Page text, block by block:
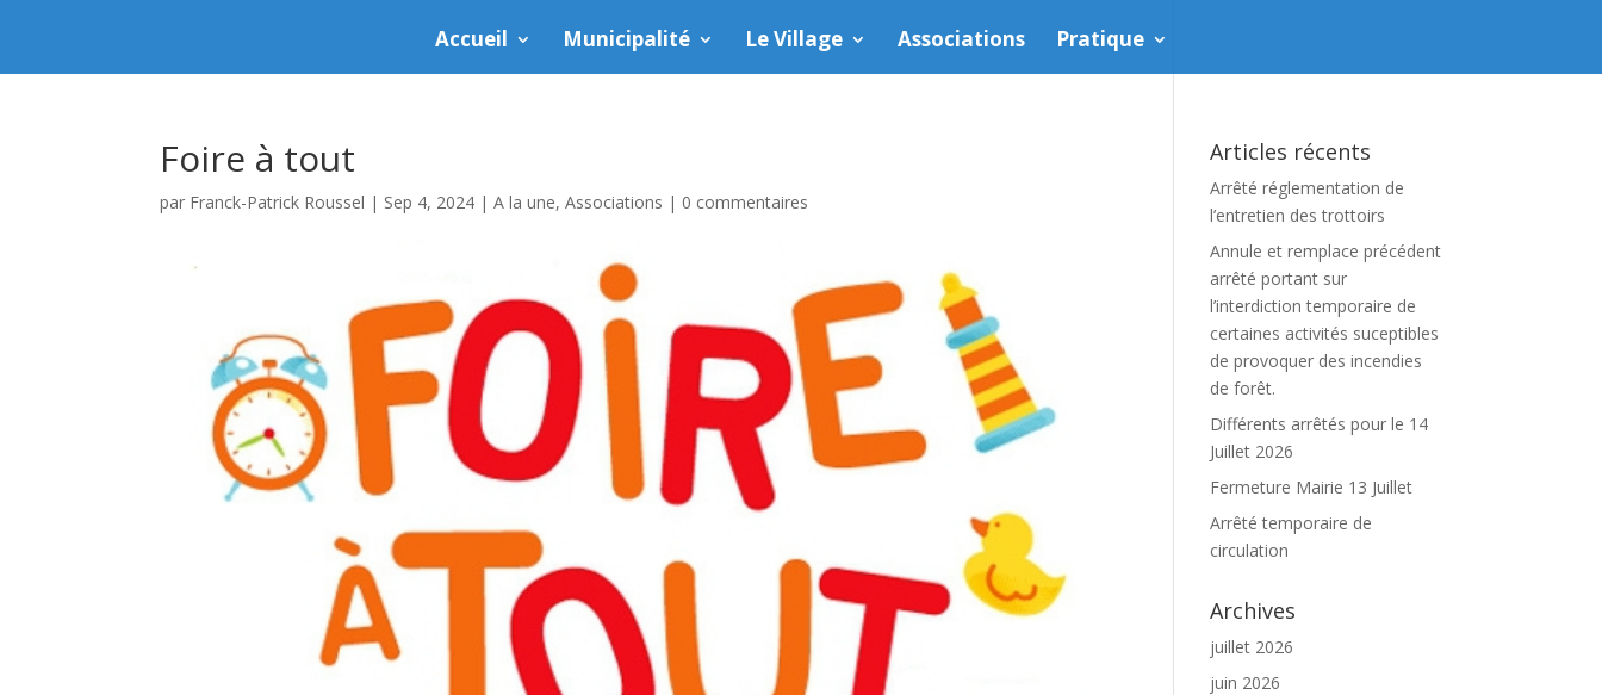
Accueil Municipalité Le Village Associations Pratique
Foire à tout
par Franck-Patrick Roussel | Sep 4, 2024 |A la une,Associations | 0 commentaires
Articles récents
Arrêté réglementation de
l’entretien des trottoirs
Annule et remplace précédent
arrêté portant sur
l’interdiction temporaire de
certaines activités suceptibles
de provoquer des incendies
de forêt.
Différents arrêtés pour le 14
Juillet 2026
Fermeture Mairie 13 Juillet
Arrêté temporaire de
circulation
Archives
juillet 2026
juin 2026